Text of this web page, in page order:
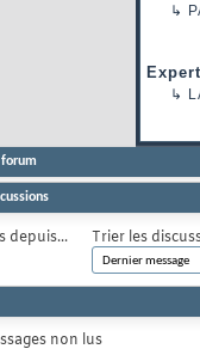
↳
↳
depuis... Trier les
non lus